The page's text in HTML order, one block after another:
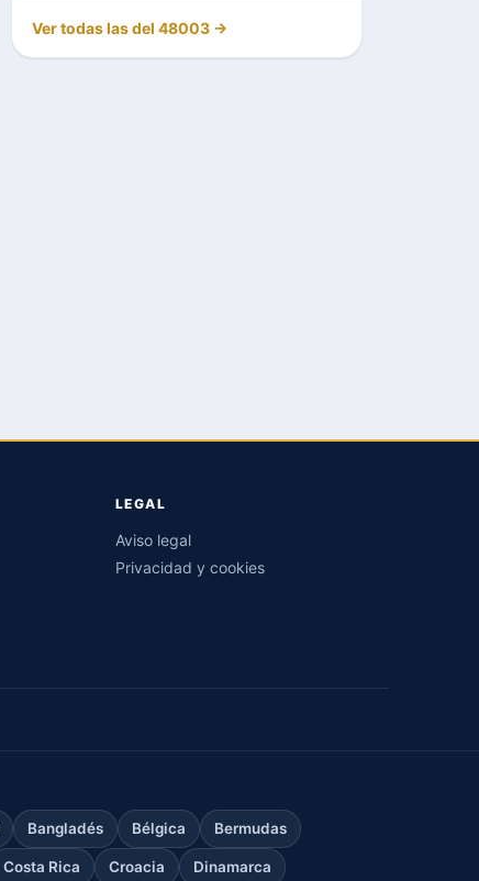
Ver todas las del 48003 →
LEGAL
Aviso legal
Privacidad y cookies
Bangladés Bélgica Bermudas
Costa Rica Croacia Dinamarca